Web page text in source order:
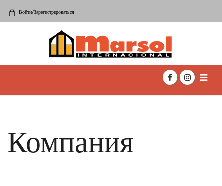
Войти/Зарегистрироваться
Компания